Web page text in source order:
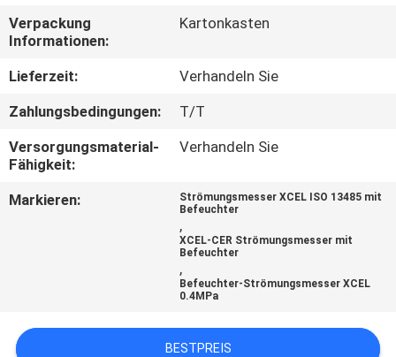
TRETEN
SIE
MIT
IN
VERBINDUNG
ZITAT
Verpackung
Informationen:
Kartonkasten
Lieferzeit:
Verhandeln Sie
Zahlungsbedingungen:
T/T
Versorgungsmaterial-
Fähigkeit:
Verhandeln Sie
Markieren:
Strömungsmesser XCEL ISO 13485 mit
Befeuchter
,
XCEL-CER Strömungsmesser mit
Befeuchter
,
Befeuchter-Strömungsmesser XCEL
0.4MPa
BESTPREIS